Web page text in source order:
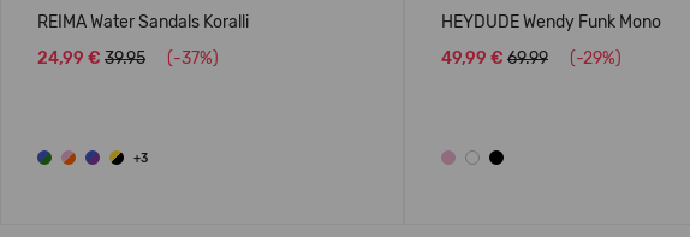
REIMA Water Sandals Koralli
24,99 € 39.95 (-37%)
+3
HEYDUDE Wendy Funk Mono
49,99 € 69.99 (-29%)